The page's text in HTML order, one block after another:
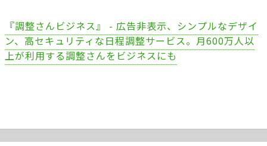
『調整さんビジネス』 - 広告非表示、シンプルなデザイ
ン、高セキュリティな日程調整サービス。月600万人以
上が利用する調整さんをビジネスにも